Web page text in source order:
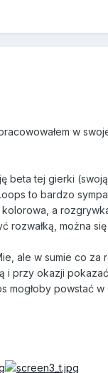
w
beta tej gierki
to bardzo
a
rozwałką, można
ale w sumie co
i przy okazji
mogłoby powstać